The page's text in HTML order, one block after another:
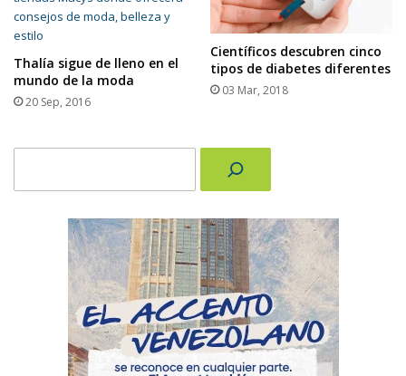
Thalía sigue de lleno en el
mundo de la moda
20 Sep, 2016
Científicos descubren cinco
tipos de diabetes diferentes
03 Mar, 2018